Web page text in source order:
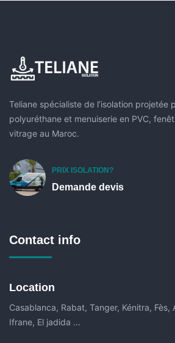
Teliane spécialiste de l’isolation projetée
polyuréthane et menuiserie en PVC,
vitrage au Maroc.
PRIX ISOLATION?
Demande devis
Contact info
Location
Casablanca, Rabat, Tanger, Kénitra, Fès,
Ifrane, El jadida ...